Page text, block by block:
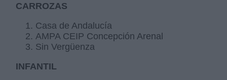
CARROZAS
Casa de Andalucía
AMPA CEIP Concepción Arenal
Sin Vergüenza
INFANTIL